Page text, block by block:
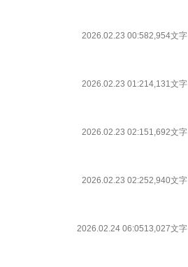
2026.02.23 00:582,954文字
2026.02.23 01:214,131文字
2026.02.23 02:151,692文字
2026.02.23 02:252,940文字
2026.02.24 06:0513,027文字